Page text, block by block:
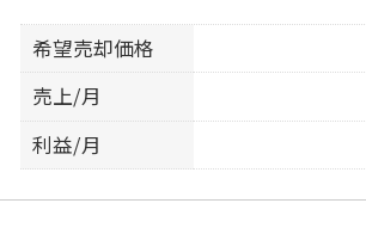
希望売却価格
売上/月
利益/月